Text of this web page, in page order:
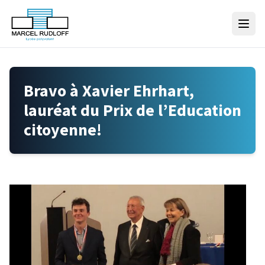
Skip to content
Bravo à Xavier Ehrhart,
lauréat du Prix de l’Education
citoyenne!